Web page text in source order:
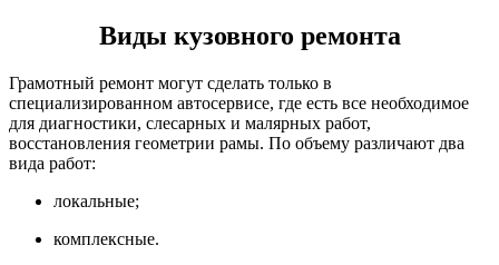
Виды кузовного ремонта
Грамотный ремонт могут сделать только в
специализированном автосервисе, где есть все необходимое
для диагностики, слесарных и малярных работ,
восстановления геометрии рамы. По объему различают два
вида работ:
локальные;
комплексные.